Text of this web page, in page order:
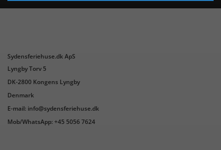
Sydensferiehuse.dk ApS
Lyngby Torv 5
DK-2800 Kongens Lyngby
Denmark
E-mail: info@sydensferiehuse.dk
Mob/WhatsApp: +45 5056 7624